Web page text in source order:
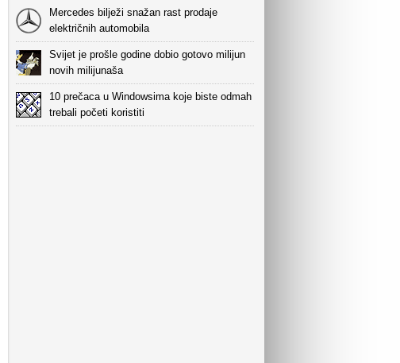
Mercedes bilježi snažan rast prodaje
električnih automobila
Svijet je prošle godine dobio gotovo milijun
novih milijunaša
10 prečaca u Windowsima koje biste odmah
trebali početi koristiti